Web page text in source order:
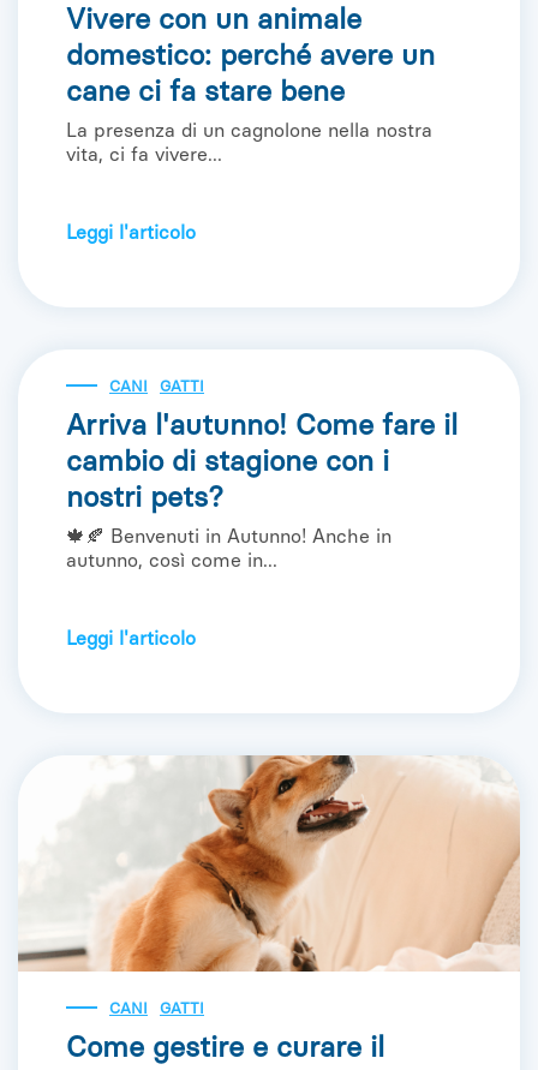
Vivere con un animale
domestico: perché avere un
cane ci fa stare bene
La presenza di un cagnolone nella nostra
vita, ci fa vivere...
Leggi l'articolo
CANI GATTI
Arriva l'autunno! Come fare il
cambio di stagione con i
nostri pets?
🍁🍂 Benvenuti in Autunno! Anche in
autunno, così come in...
Leggi l'articolo
CANI GATTI
Come gestire e curare il